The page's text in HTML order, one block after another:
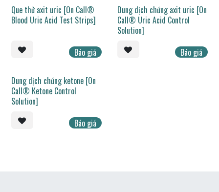
Que thử axit uric [On Call®
Blood Uric Acid Test Strips]
Báo giá
Dung dịch chứng axit uric [On
Call® Uric Acid Control
Solution]
Báo giá
Dung dịch chứng ketone [On
Call® Ketone Control
Solution]
Báo giá